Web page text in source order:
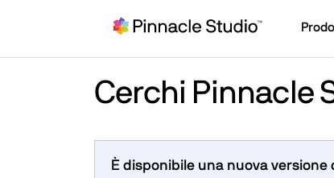
Cerchi Pinnacle
È disponibile una nuova versione